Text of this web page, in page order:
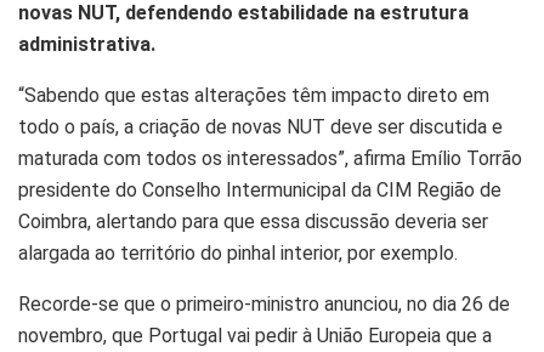
novas NUT, defendendo estabilidade na estrutura
administrativa.
“Sabendo que estas alterações têm impacto direto em
todo o país, a criação de novas NUT deve ser discutida e
maturada com todos os interessados”, afirma Emílio Torrão
presidente do Conselho Intermunicipal da CIM Região de
Coimbra, alertando para que essa discussão deveria ser
alargada ao território do pinhal interior, por exemplo.
Recorde-se que o primeiro-ministro anunciou, no dia 26 de
novembro, que Portugal vai pedir à União Europeia que a